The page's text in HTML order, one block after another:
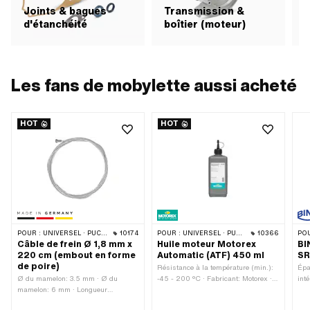
Joints & bagues
d'étanchéité
Transmission &
boîtier (moteur)
Les fans de mobylette aussi acheté
HOT
POUR : UNIVERSEL · PUCH · SACHS · PONY / CILO (BÊTA 521 & 512) · PIAGGIO · ZÜNDAPP BELMONDO · TOMOS 10174
Câble de frein Ø 1,8 mm x
220 cm (embout en forme
de poire)
Ø du mamelon: 3.5 mm · Ø du
mamelon: 6 mm · Longueur
HOT
POUR : UNIVERSEL · PUCH · SACHS · TOMOS · BYE BIKE 10366
Huile moteur Motorex
Automatic (ATF) 450 ml
Résistance à la température (min.):
-45 - 200 °C · Fabricant: Motorex ·